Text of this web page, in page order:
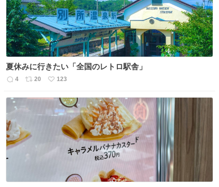
夏休みに行きたい「全国のレトロ駅舎」
返
4
リ
20
い
数
123